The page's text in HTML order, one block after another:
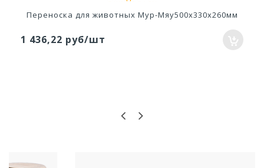
Переноска для животных Мур-Мяу500х330х260мм
1 436,22 руб/шт